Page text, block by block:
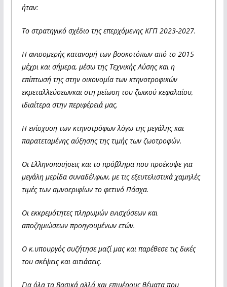
ήταν:
Το στρατηγικό σχέδιο της επερχόμενης ΚΓΠ 2023-2027.
Η ανισομερής κατανομή των βοσκοτόπων από το 2015
μέχρι και σήμερα, μέσω της Τεχνικής Λύσης και η
επίπτωσή της στην οικονομία των κτηνοτροφικών
εκμεταλλεύσεωνκαι στη μείωση του ζωικού κεφαλαίου,
ιδιαίτερα στην περιφέρειά μας.
Η ενίσχυση των κτηνοτρόφων λόγω της μεγάλης και
παρατεταμένης αύξησης της τιμής των ζωοτροφών.
Οι Ελληνοποιήσεις και το πρόβλημα που προέκυψε για
μεγάλη μερίδα συναδέλφων, με τις εξευτελιστικά χαμηλές
τιμές των αμνοεριφίων το φετινό Πάσχα.
Οι εκκρεμότητες πληρωμών ενισχύσεων και
αποζημιώσεων προηγουμένων ετών.
Ο κ.υπουργός συζήτησε μαζί μας και παρέθεσε τις δικές
του σκέψεις και αιτιάσεις.
Για όλα τα βασικά αλλά και επιμέρους θέματα που